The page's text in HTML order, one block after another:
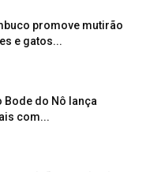
promove mutirão
e gatos...
Bode do Nô lança
com...